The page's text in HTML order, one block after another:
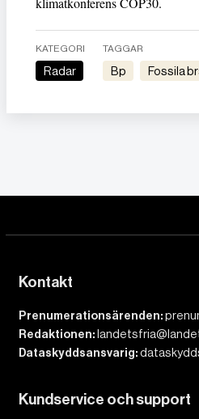
KATEGORI
Radar
TAGGAR
bp fossila
Kontakt
Prenumerationsärenden:
Redaktionen:
Dataskyddsansvarig:
Kundservice och support